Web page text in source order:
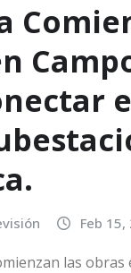
Feb 15,
las obras